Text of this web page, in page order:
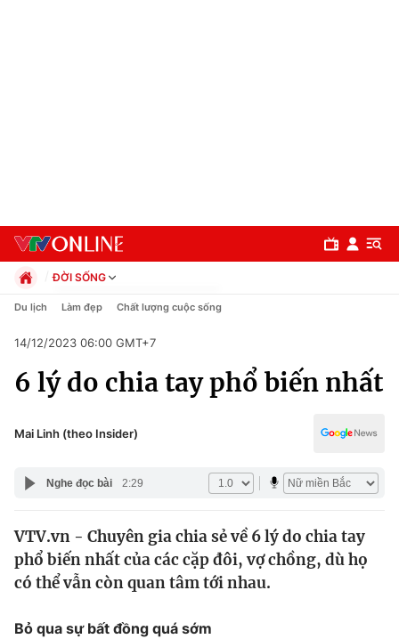
Chuyên mục
Chính trị
Y tế
ĐỜI SỐNG
Chính trị
Pháp luật
Kinh tế
Thể thao
Văn hóa - Giải trí
Đời sống
Giáo dục
Du lịch Làm đẹp Chất lượng cuộc sống
14/12/2023 06:00 GMT+7
6 lý do chia tay phổ biến nhất
Mai Linh (theo Insider)
Nghe đọc bài 2:29
VTV.vn - Chuyên gia chia sẻ về 6 lý do chia tay
phổ biến nhất của các cặp đôi, vợ chồng, dù họ
có thể vẫn còn quan tâm tới nhau.
Bỏ qua sự bất đồng quá sớm